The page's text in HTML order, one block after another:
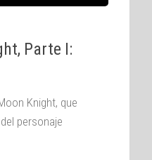
Parte I:
Knight, que
personaje